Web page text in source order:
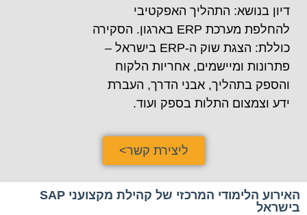
דיון בנושא: התהליך האפקטיבי
להחלפת מערכת ERP בארגון. הסקירה
כוללת: הצגת שוק ה-ERP בישראל –
פתרונות ומיישמים, אחריות הלקוח
והספק בתהליך, אבני הדרך, העברת
ידע וצמצום התלות בספק ועוד.
ליצירת קשר>
האירוע הלימודי המרכזי של קהילת מקצועני SAP
בישראל